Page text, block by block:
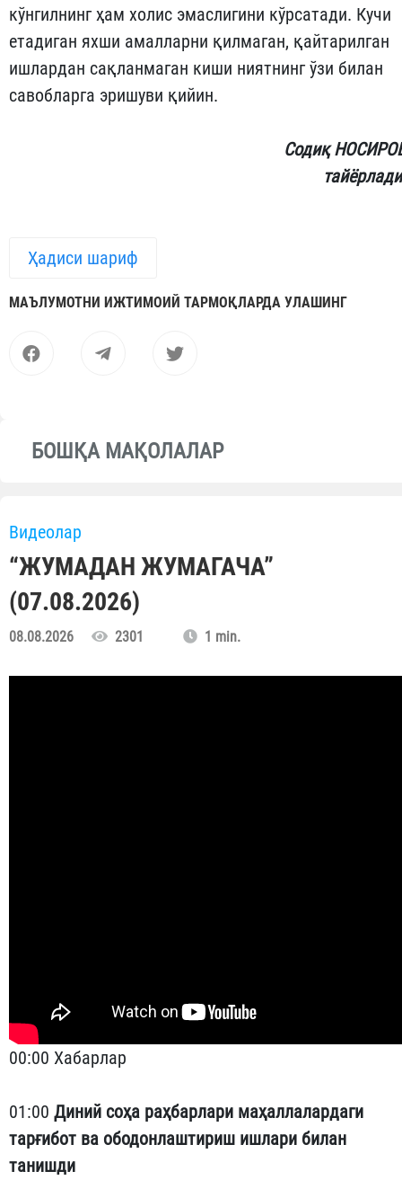
кўнгилнинг ҳам холис эмаслигини кўрсатади. Кучи
етадиган яхши амалларни қилмаган, қайтарилган
ишлардан сақланмаган киши ниятнинг ўзи билан
савобларга эришуви қийин.
Содиқ
Ҳадиси шариф
МАЪЛУМОТНИ ИЖТИМОИЙ ТАРМОҚЛАРДА УЛАШИНГ
БОШҚА МАҚОЛАЛАР
Видеолар
“ЖУМАДАН ЖУМАГАЧА”
(07.08.2026)
08.08.2026 2301 1 min.
00:00 Хабарлар
01:00 Диний соҳа раҳбарлари маҳаллалардаги
тарғибот ва ободонлаштириш ишлари билан
танишди